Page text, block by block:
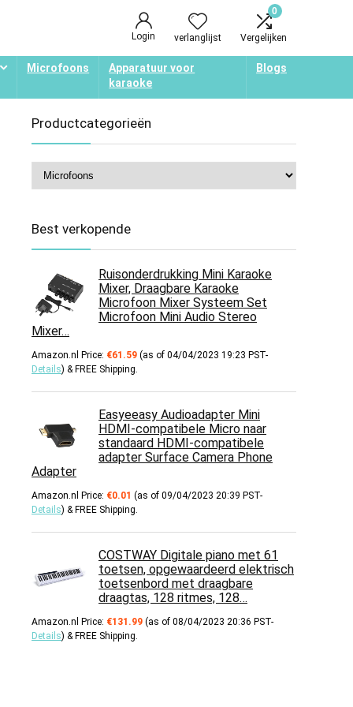
Login verlanglijst
0
Vergelijken
Microfoons
Apparatuur voor
karaoke
Blogs
Productcategorieën
Best verkopende
Ruisonderdrukking Mini Karaoke
Mixer, Draagbare Karaoke
Microfoon Mixer Systeem Set
Microfoon Mini Audio Stereo
Mixer…
Amazon.nl Price: €61.59 (as of 04/04/2023 19:23 PST-
Details) & FREE Shipping.
Easyeeasy Audioadapter Mini
HDMI-compatibele Micro naar
standaard HDMI-compatibele
adapter Surface Camera Phone
Adapter
Amazon.nl Price: €0.01 (as of 09/04/2023 20:39 PST-
Details) & FREE Shipping.
COSTWAY Digitale piano met 61
toetsen, opgewaardeerd elektrisch
toetsenbord met draagbare
draagtas, 128 ritmes, 128…
Amazon.nl Price: €131.99 (as of 08/04/2023 20:36 PST-
Details) & FREE Shipping.